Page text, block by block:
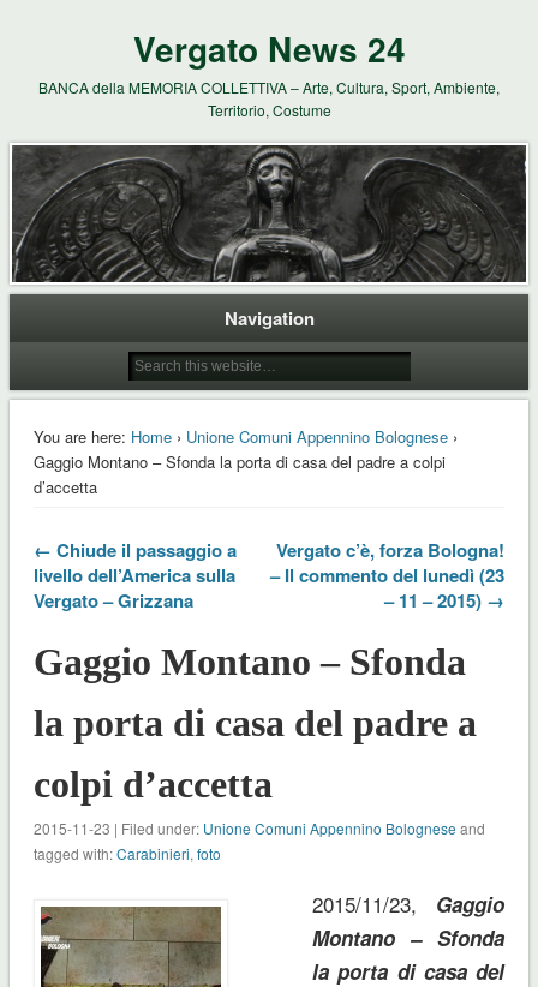
Vergato News 24
BANCA della MEMORIA COLLETTIVA – Arte, Cultura, Sport, Ambiente,
Territorio, Costume
Navigation
You are here: Home› Unione Comuni Appennino Bolognese›
Gaggio Montano – Sfonda la porta di casa del padre a colpi
d’accetta
← Chiude il passaggio a
livello dell’America sulla
Vergato – Grizzana
Vergato c’è, forza Bologna!
– Il commento del lunedì (23
– 11 – 2015) →
Gaggio Montano – Sfonda
la porta di casa del padre a
colpi d’accetta
2015-11-23 | Filed under: Unione Comuni Appennino Bolognese and
tagged with:Carabinieri, foto
2015/11/23, Gaggio
Montano – Sfonda
la porta di casa del